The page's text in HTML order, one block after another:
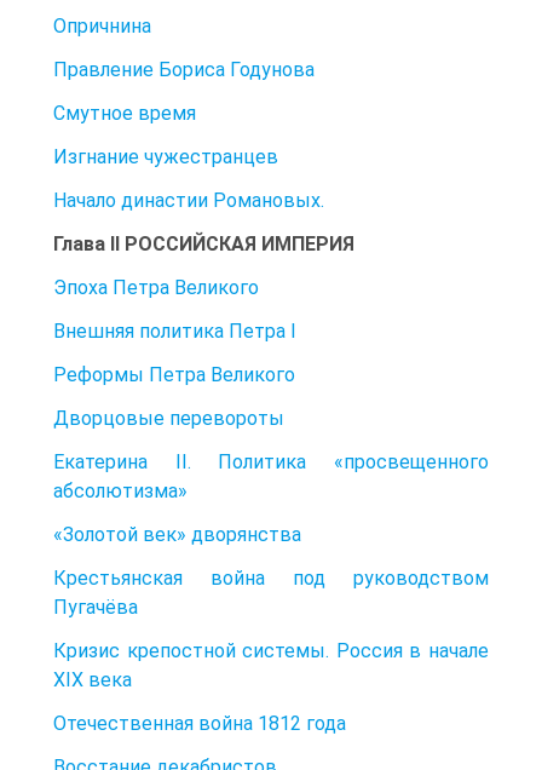
Опричнина
Правление Бориса Годунова
Смутное время
Изгнание чужестранцев
Начало династии Романовых.
Глава II РОССИЙСКАЯ ИМПЕРИЯ
Эпоха Петра Великого
Внешняя политика Петра I
Реформы Петра Великого
Дворцовые перевороты
Екатерина II. Политика «просвещенного
абсолютизма»
«Золотой век» дворянства
Крестьянская война под руководством
Пугачёва
Кризис крепостной системы. Россия в начале
XIX века
Отечественная война 1812 года